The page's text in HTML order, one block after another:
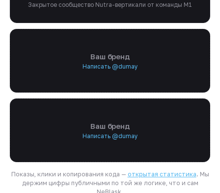
Закрытое сообщество Nutra-вертикали от команды M1
Ваш бренд
Написать @dumay
Ваш бренд
Написать @dumay
Показы, клики и копирования кода — открытая статистика. Мы
держим цифры публичными по той же логике, что и сам